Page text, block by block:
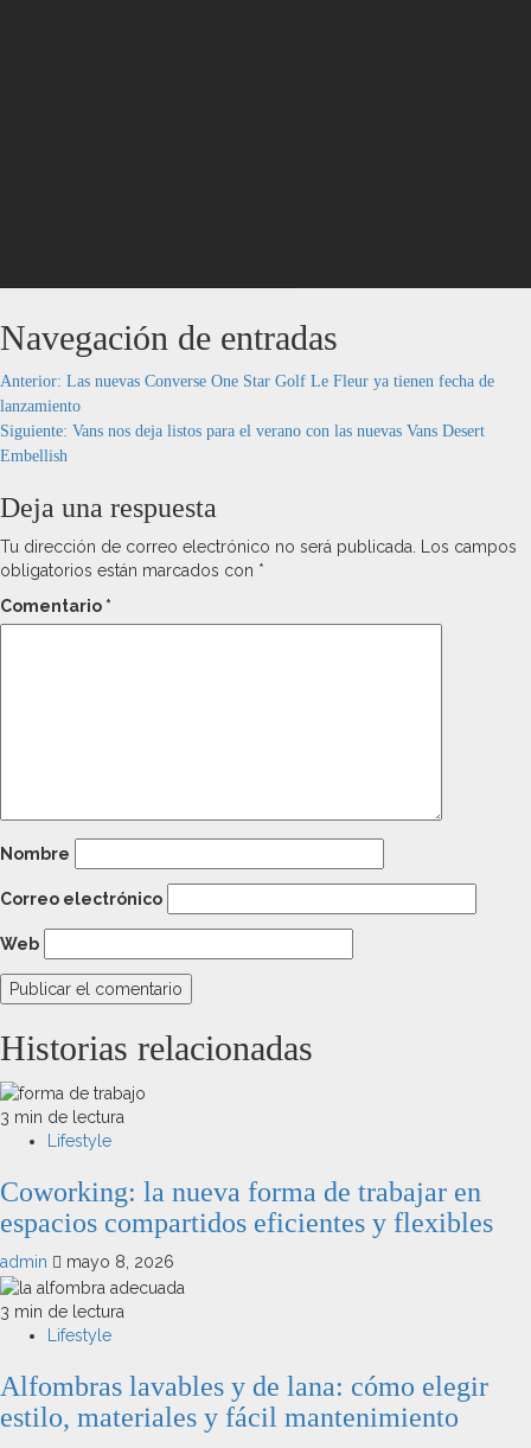
Navegación de entradas
Anterior: Las nuevas Converse One Star Golf Le Fleur ya tienen fecha de
lanzamiento
Siguiente: Vans nos deja listos para el verano con las nuevas Vans Desert
Embellish
Deja una respuesta
Tu dirección de correo electrónico no será publicada. Los campos
obligatorios están marcados con *
Comentario *
Nombre
Correo electrónico
Web
Historias relacionadas
3 min de lectura
Lifestyle
Coworking: la nueva forma de trabajar en
espacios compartidos eficientes y flexibles
admin mayo 8, 2026
3 min de lectura
Lifestyle
Alfombras lavables y de lana: cómo elegir
estilo, materiales y fácil mantenimiento